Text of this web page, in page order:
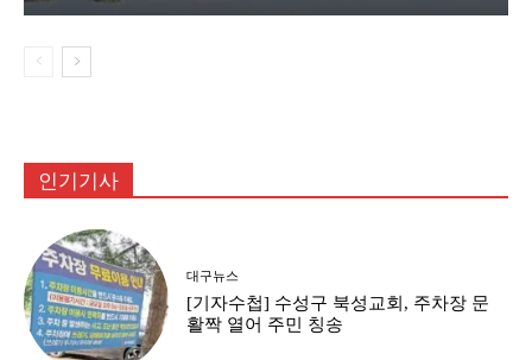
인기기사
대구뉴스
[기자수첩] 수성구 북성교회, 주차장 문
활짝 열어 주민 칭송